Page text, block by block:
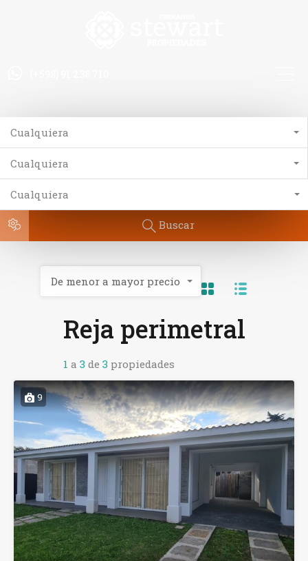
Cualquiera
Cualquiera
Cualquiera
Buscar
Reja perimetral
1 a 3 de 3 propiedades
De menor a mayor precio
9